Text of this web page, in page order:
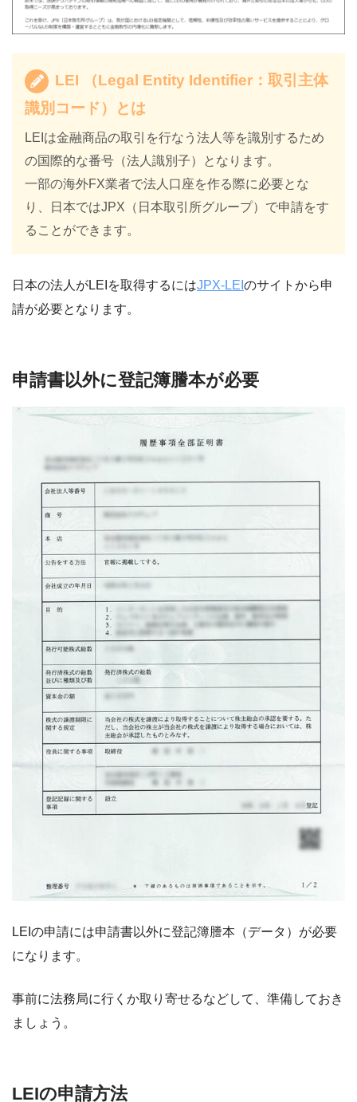
LEI （Legal Entity Identifier：取引主体
識別コード）とは
LEIは金融商品の取引を行なう法人等を識別するため
の国際的な番号（法人識別子）となります。
一部の海外FX業者で法人口座を作る際に必要とな
り、日本ではJPX（日本取引所グループ）で申請をす
ることができます。
日本の法人がLEIを取得するにはJPX-LEI のサイトから申
請が必要となります。
申請書以外に登記簿謄本が必要
LEIの申請には申請書以外に登記簿謄本（データ）が必要
になります。
事前に法務局に行くか取り寄せるなどして、準備しておき
ましょう。
LEIの申請方法